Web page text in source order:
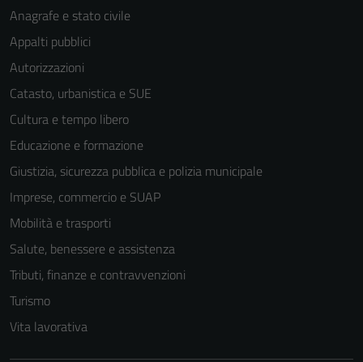
Anagrafe e stato civile
Appalti pubblici
Autorizzazioni
Catasto, urbanistica e SUE
Cultura e tempo libero
Educazione e formazione
Giustizia, sicurezza pubblica e polizia municipale
Imprese, commercio e SUAP
Mobilità e trasporti
Salute, benessere e assistenza
Tributi, finanze e contravvenzioni
Turismo
Vita lavorativa